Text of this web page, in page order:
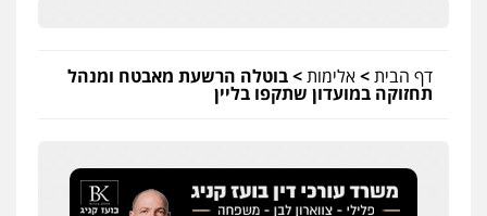
דף הבית>אלימות>בוטלה הרשעת מאבטח ומנהל
תחזוקה במועדון שתקפו בליין